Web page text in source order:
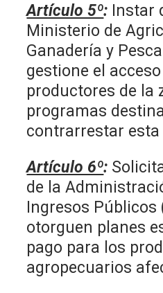
Artículo 5º: Instar
Ministerio de
Ganadería y
gestione el
productores de la
programas
contrarrestar
Artículo 6º:
de la
Ingresos Públicos
otorguen planes
pago para los
agropecuarios